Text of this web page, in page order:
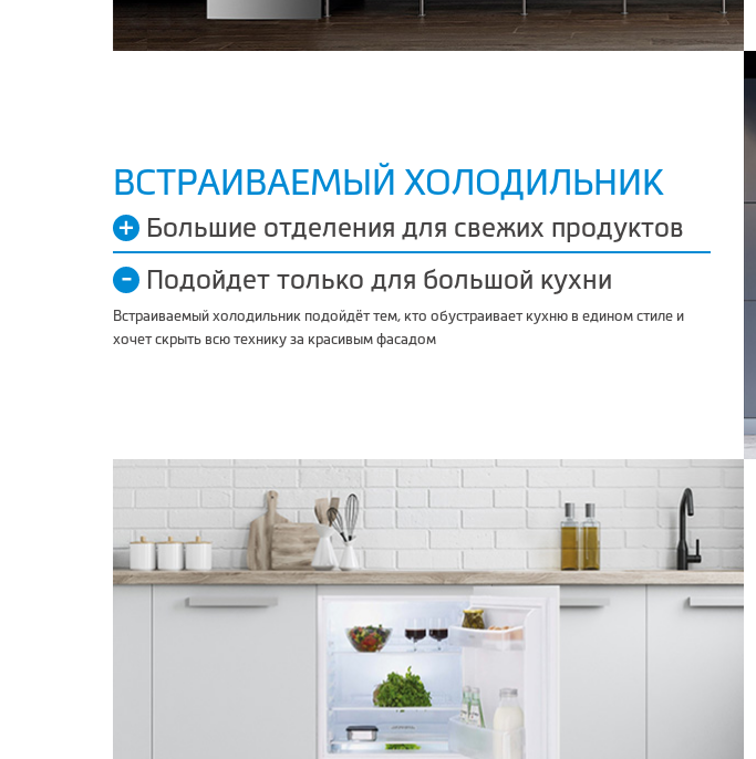
ВСТРАИВАЕМЫЙ ХОЛОДИЛЬНИК
Большие отделения для свежих продуктов
Подойдет только для большой кухни
Встраиваемый холодильник подойдёт тем, кто обустраивает кухню в едином стиле и
хочет скрыть всю технику за красивым фасадом